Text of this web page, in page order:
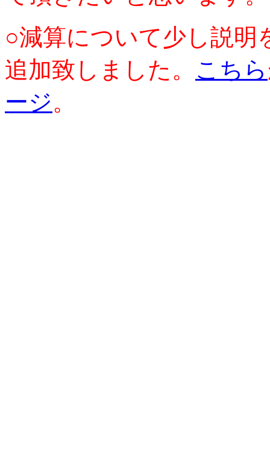
○減算について少し説明
追加致しました。 こちら
ージ。